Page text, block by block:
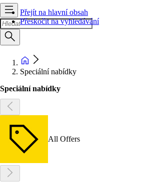
Přejít na hlavní obsah
Přeskočit na vyhledávání
Speciální nabídky
Speciální nabídky
All Offers